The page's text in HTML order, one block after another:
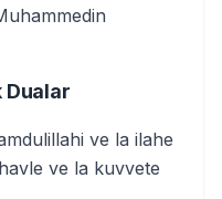
Dualar
ve la ilahe
ve la kuvvete